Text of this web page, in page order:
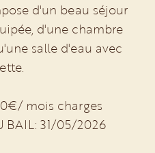
d'un beau séjour
d'une chambre
salle d'eau avec
mois charges
BAIL: 31/05/2026